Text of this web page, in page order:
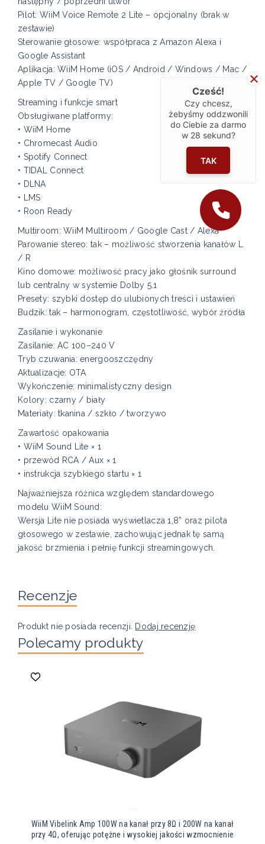
Pilot: WiiM Voice Remote 2 Lite – opcjonalny (brak w
zestawie)
Sterowanie głosowe: współpraca z Amazon Alexa i
Google Assistant
Aplikacja: WiiM Home (iOS / Android / Windows / Mac /
Apple TV / Google TV)
Streaming i funkcje smart
Obsługiwane platformy:
• WiiM Home
• Chromecast Audio
• Spotify Connect
• TIDAL Connect
• DLNA
• LMS
• Roon Ready
Multiroom: WiiM Multiroom / Google Cast / Alexa
Parowanie stereo: tak – możliwość stworzenia kanałów L
/ R
Kino domowe: możliwość pracy jako głośnik surround
lub centralny w systemie Dolby 5.1
Presety: szybki dostęp do ulubionych treści i ustawień
Budzik: tak – harmonogram, częstotliwość, wybór źródła
Zasilanie i wykonanie
Zasilanie: AC 100–240 V
Tryb czuwania: energooszczędny
Aktualizacje: OTA
Wykończenie: minimalistyczny design
Kolory: czarny / biały
Materiały: tkanina / szkło / tworzywo
Zawartość opakowania
• WiiM Sound Lite × 1
• przewód RCA / Aux × 1
• instrukcja szybkiego startu × 1
Najważniejsza różnica względem standardowego
modelu WiiM Sound:
Wersja Lite nie posiada wyświetlacza 1,8” oraz pilota
głosowego w zestawie, zachowując jednak tę samą
jakość brzmienia i pełnię funkcji streamingowych.
Recenzje
Produkt nie posiada recenzji. Dodaj recenzję
Polecamy produkty
WiiM Vibelink Amp 100W na kanał przy 8Ω i 200W na kanał
przy 4Ω, oferując potężne i wysokiej jakości wzmocnienie
Cześć!
Czy chcesz,
żebyśmy oddzwonili
do Ciebie za darmo
w 28 sekund?
TAK